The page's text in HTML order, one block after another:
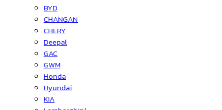
BYD
CHANGAN
CHERY
Deepal
GAC
GWM
Honda
Hyundai
KIA